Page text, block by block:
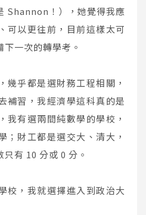
Shannon！），她覺得我應
可以更往前，目前這樣太可
一次的轉學考。
幾乎都是選財務工程相關，
補習，我經濟學這科真的是
我有選兩間純數學的學校，
；財工都是選交大、清大，
有 10 分或 0 分。
校，我就選擇進入到政治大